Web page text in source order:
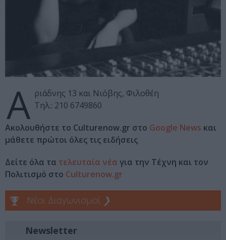
Α ριάδνης 13 και Νιόβης, Φιλοθέη
Τηλ.: 210 6749860
Ακολουθήστε το Culturenow.gr στο Google News και
μάθετε πρώτοι όλες τις ειδήσεις
Δείτε όλα τα τελευταία νέα για την Τέχνη και τον
Πολιτισμό στο Culturenow.gr
Νέοι Διαγωνισμοί ❯
Newsletter